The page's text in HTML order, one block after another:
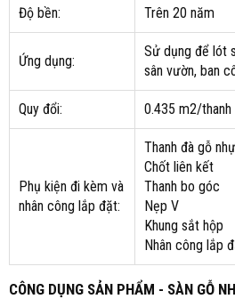
Độ bền: Trên 20 năm
Ứng dụng:
Sử dụng để lót
sân vườn, ban
Quy đổi: 0.435 m2/thanh
Phụ kiện đi kèm và
nhân công lắp đặt:
Thanh đà gỗ
Chốt liên kết
Thanh bo góc
Nẹp V
Khung sắt hộp
Nhân công lắp
CÔNG DỤNG SẢN PHẨM - SÀN GỖ